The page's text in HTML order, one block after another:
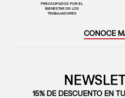
PREOCUPADOS POR EL
BIENESTAR DE LOS
TRABAJADORES
CONOCE
15% DE DESCUENTO EN